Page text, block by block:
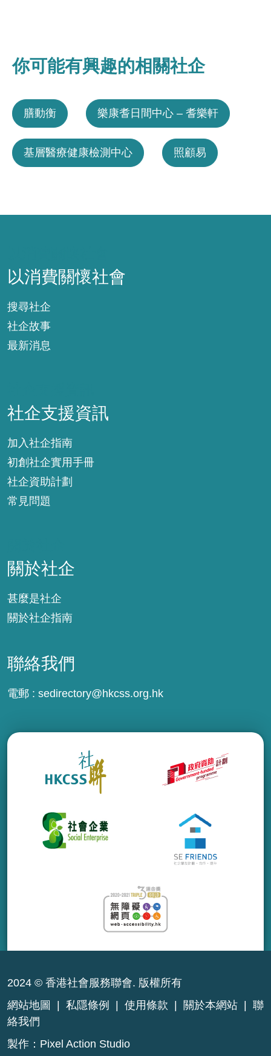
你可能有興趣的相關社企
膳動衡 樂康耆日間中心 – 耆樂軒
基層醫療健康檢測中心 照顧易
以消費關懷社會
搜尋社企
社企故事
最新消息
社企支援資訊
加入社企指南
初創社企實用手冊
社企資助計劃
常見問題
關於社企
甚麼是社企
關於社企指南
聯絡我們
電郵 : sedirectory@hkcss.org.hk
2024 © 香港社會服務聯會. 版權所有
網站地圖
私隱條例 使用條款 關於本網站
聯
絡我們
製作： Pixel Action Studio